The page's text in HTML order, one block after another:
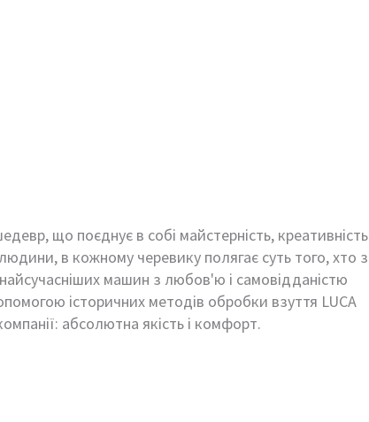
що поєднує в собі майстерність, креативність
в кожному черевику полягає суть того, хто з
машин з любов'ю і самовідданістю
історичних методів обробки взуття LUCA
абсолютна якість і комфорт.